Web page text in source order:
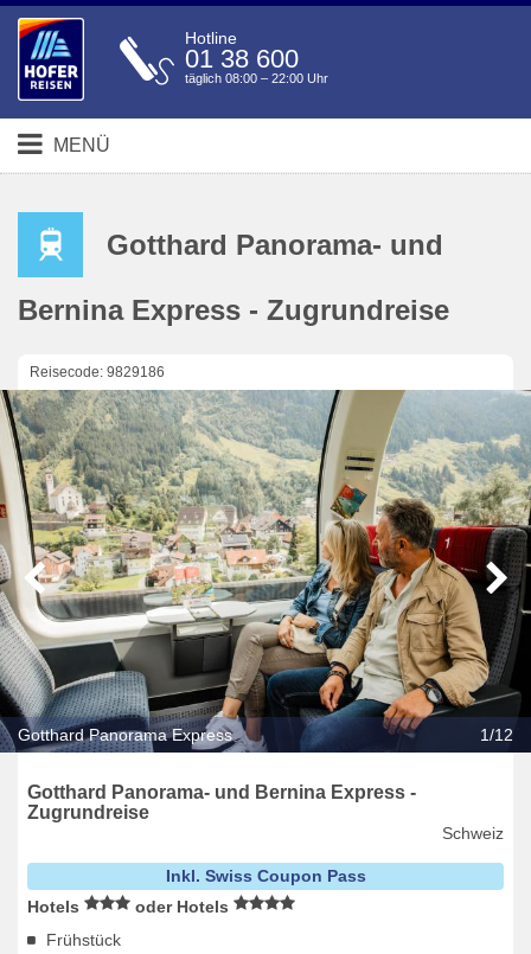
Hotline
01 38 600
täglich 08:00 – 22:00 Uhr
MENÜ
Gotthard Panorama- und
Bernina Express - Zugrundreise
Reisecode: 9829186
Gotthard Panorama Express 1/12
Gotthard Panorama- und Bernina Express -
Zugrundreise
Schweiz
Inkl. Swiss Coupon Pass
Hotels
oder Hotels
Frühstück